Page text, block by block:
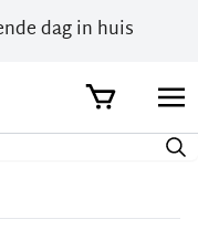
dag in huis